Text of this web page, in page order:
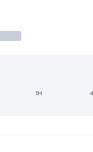
1H